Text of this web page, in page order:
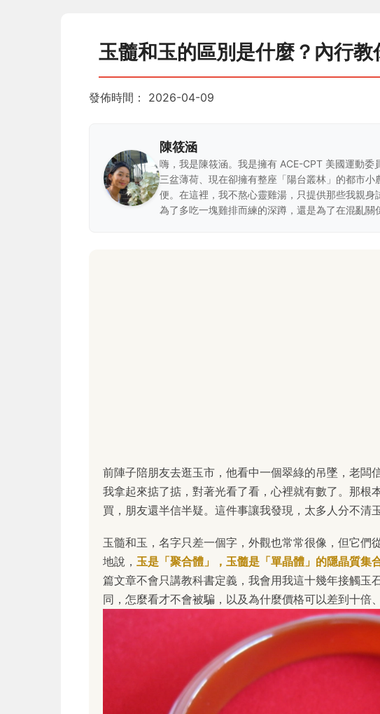
玉髓和玉的區別是什麼？內行
發佈時間： 2026-04-09
陳筱涵
嗨，我是陳筱涵。我是擁有 ACE-CPT 美國運動
三盆薄荷、現在卻擁有整座「陽台叢林」的都市
便。在這裡，我不熬心靈雞湯，只提供那些我親
為了多吃一塊雞排而練的深蹲，還是為了在混亂關
前陣子陪朋友去逛玉市，他看中一個翠綠的吊墜，老闆
我拿起來掂了掂，對著光看了看，心裡就有數了。那根
買，朋友還半信半疑。這件事讓我發現，太多人分不清
玉髓和玉，名字只差一個字，外觀也常常很像，但它們
地說， 玉是「聚合體」，玉髓是「單晶體」的隱晶質集
篇文章不會只講教科書定義，我會用我這十幾年接觸玉
同，怎麼看才不會被騙，以及為什麼價格可以差到十倍